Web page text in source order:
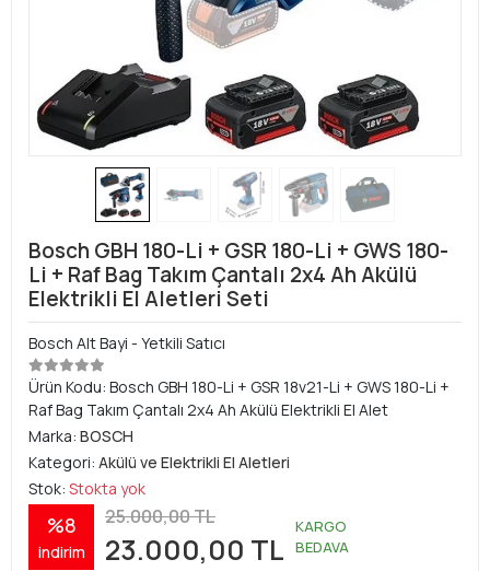
Bosch GBH 180-Li + GSR 180-Li + GWS 180-
Li + Raf Bag Takım Çantalı 2x4 Ah Akülü
Elektrikli El Aletleri Seti
Bosch Alt Bayi - Yetkili Satıcı
Ürün Kodu: Bosch GBH 180-Li + GSR 18v21-Li + GWS 180-Li +
Raf Bag Takım Çantalı 2x4 Ah Akülü Elektrikli El Alet
Marka: BOSCH
Kategori: Akülü ve Elektrikli El Aletleri
Stok: Stokta yok
%8
indirim
25.000,00 TL
23.000,00 TL
KARGO
BEDAVA